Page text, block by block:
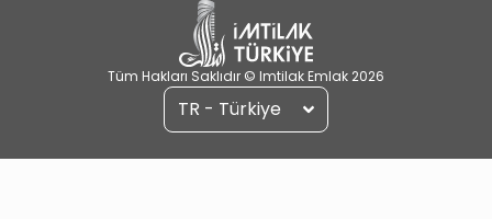
Tüm Hakları Saklıdır © Imtilak Emlak 2026
TR - Türkiye